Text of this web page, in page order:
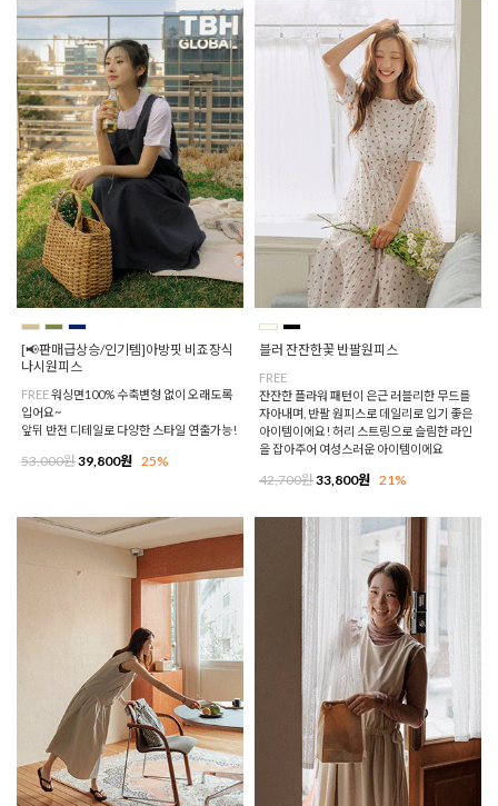
[📢판매급상승/인기템]아방핏 비죠장식
나시원피스
FREE워싱면100% 수축변형 없이 오래도록
입어요~
앞뒤 반전 디테일로 다양한 스타일 연출가능!
53,000원39,800원 25%
블러 잔잔한꽃 반팔원피스
FREE
잔잔한 플라워 패턴이 은근 러블리한 무드를
자아내며, 반팔 원피스로 데일리로 입기 좋은
아이템이에요! 허리 스트링으로 슬림한 라인
을 잡아주어 여성스러운 아이템이에요
42,700원33,800원 21%